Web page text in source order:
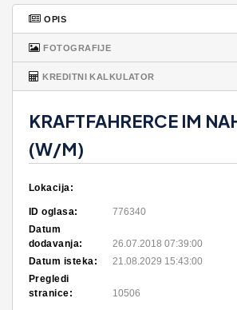
OPIS
FOTOGRAFIJE
KREDITNI KALKULATOR
KRAFTFAHRERCE IM
(W/M)
Lokacija:
ID oglasa:
776340
Datum
dodavanja:
26.07.2018 07:39:00
Datum isteka:
21.08.2029 15:43:00
Pregledi
stranice:
10506